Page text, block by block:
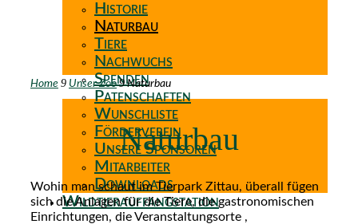
Historie
Naturbau
Tiere
Nachwuchs
Spenden
Patenschaften
Wunschliste
Förderverein
Unsere Sponsoren
Mitarbeiter
Downloads
Wildtierauffangstation
Home 9 Unser Zoo 9 Naturbau
Naturbau
Wohin man schaut im Tierpark Zittau, überall fügen
sich die Anlagen für die Tiere, die gastronomischen
Einrichtungen, die Veranstaltungsorte ,